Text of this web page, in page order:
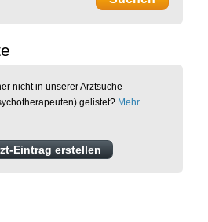
nicht in unserer Arztsuche
gelistet? Mehr
Eintrag erstellen